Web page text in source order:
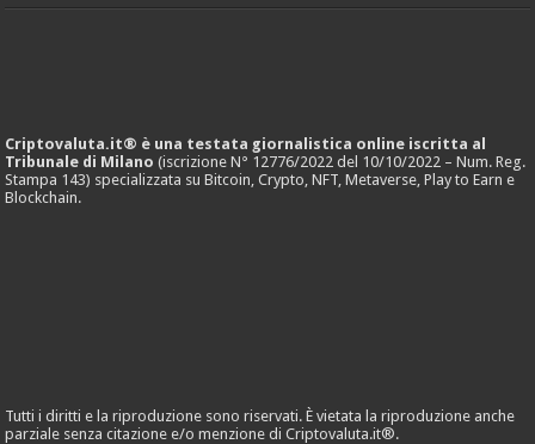
Criptovaluta.it® è una testata giornalistica online iscritta al
Tribunale di Milano (iscrizione N° 12776/2022 del 10/10/2022 – Num. Reg.
Stampa 143) specializzata su Bitcoin, Crypto, NFT, Metaverse, Play to Earn e
Blockchain.
Tutti i diritti e la riproduzione sono riservati. È vietata la riproduzione anche
parziale senza citazione e/o menzione di Criptovaluta.it®.